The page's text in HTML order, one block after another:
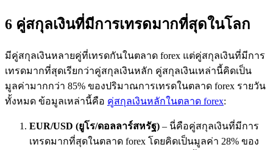
6 คู่สกุลเงินที่มีการเทรดมากที่สุดในโลก
มีคู่สกุลเงินหลายคู่ที่เทรดกันในตลาด forex แต่คู่สกุลเงินที่มีการ
เทรดมากที่สุดเรียกว่าคู่สกุลเงินหลัก คู่สกุลเงินเหล่านี้คิดเป็น
มูลค่ามากกว่า 85% ของปริมาณการเทรดในตลาด forex รายวัน
ทั้งหมด ข้อมูลเหล่านี้คือ คู่สกุลเงินหลักในตลาด forex:
EUR/USD (ยูโร/ดอลลาร์สหรัฐ) – นี่คือคู่สกุลเงินที่มีการ
เทรดมากที่สุดในตลาด forex โดยคิดเป็นมูลค่า 28% ของ